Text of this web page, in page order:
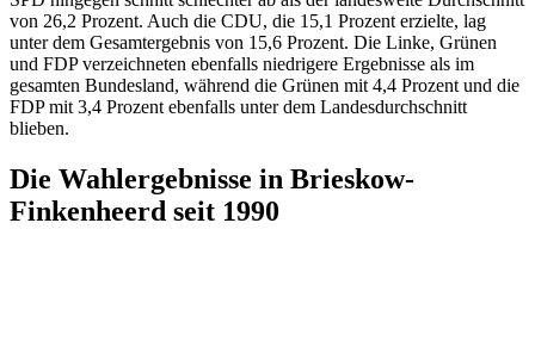
von 26,2 Prozent. Auch die CDU, die 15,1 Prozent erzielte, lag
unter dem Gesamtergebnis von 15,6 Prozent. Die Linke, Grünen
und FDP verzeichneten ebenfalls niedrigere Ergebnisse als im
gesamten Bundesland, während die Grünen mit 4,4 Prozent und die
FDP mit 3,4 Prozent ebenfalls unter dem Landesdurchschnitt
blieben.
Die Wahlergebnisse in Brieskow-
Finkenheerd seit 1990